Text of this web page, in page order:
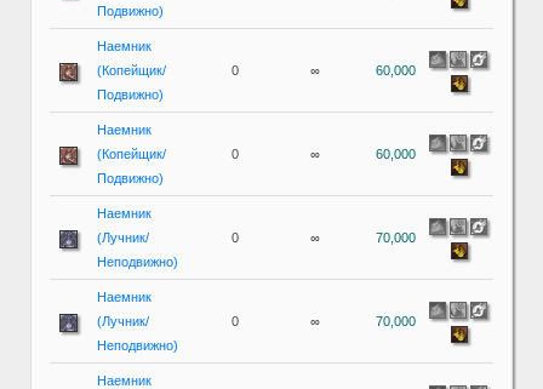
Подвижно)
Наемник
(Копейщик/
Подвижно)
0 ∞ 60,000
Наемник
(Копейщик/
Подвижно)
0 ∞ 60,000
Наемник
(Лучник/
Неподвижно)
0 ∞ 70,000
Наемник
(Лучник/
Неподвижно)
0 ∞ 70,000
Наемник